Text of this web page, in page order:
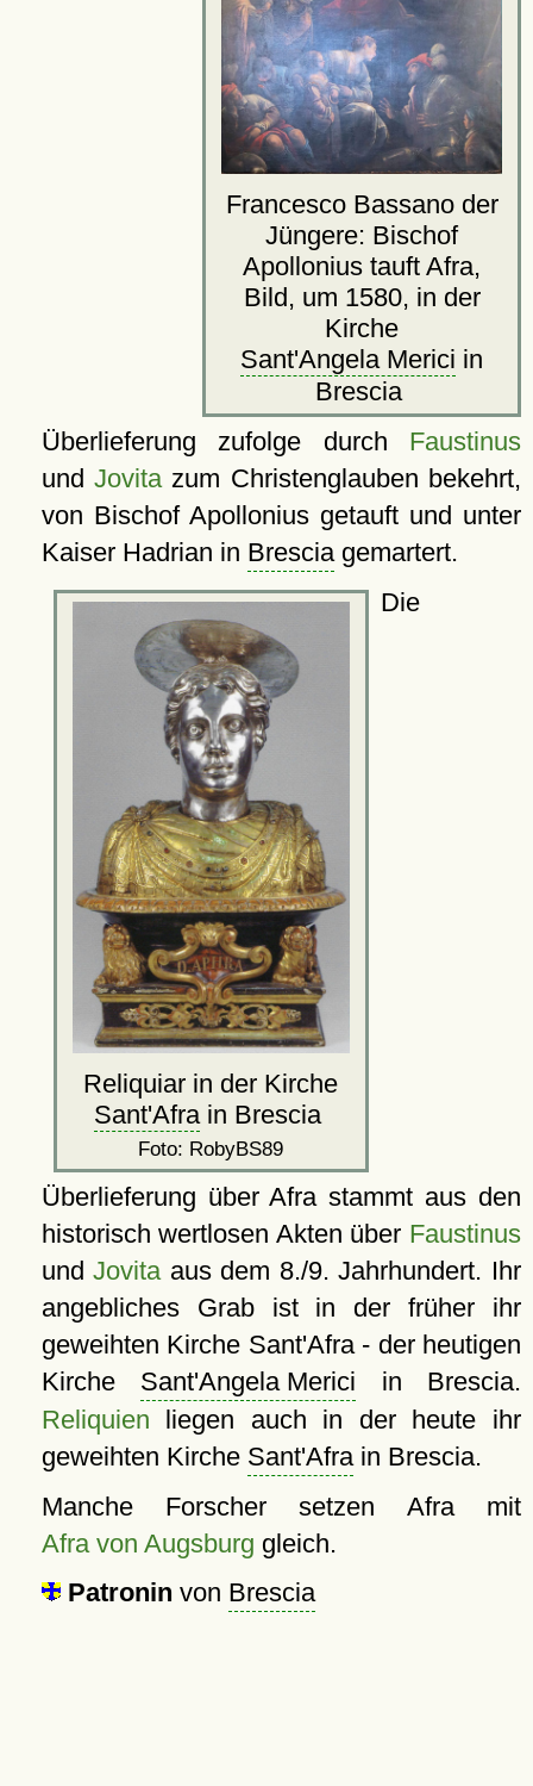
Francesco Bassano der
Jüngere: Bischof
Apollonius tauft Afra,
Bild, um 1580, in der
Kirche
Sant'Angela Merici in
Brescia
Überlieferung zufolge durch Faustinus
undJovita zum Christenglauben bekehrt,
von Bischof Apollonius getauft und unter
Kaiser Hadrian in Bresciagemartert.
Reliquiar in der Kirche
Sant'Afrain Brescia
Foto: RobyBS89
Die
Überlieferung über Afra stammt aus den
historisch wertlosen Akten über Faustinus
undJovitaaus dem 8./9. Jahrhundert. Ihr
angebliches Grab ist in der früher ihr
geweihten Kirche Sant'Afra - der heutigen
Kirche Sant'Angela Merici in Brescia.
Reliquien liegen auch in der heute ihr
geweihten Kirche Sant'Afrain Brescia.
Manche Forscher setzen Afra mit
Afra von Augsburg gleich.
Patronin von Brescia